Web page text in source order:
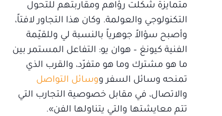
متمايزة شكّلت رؤاهم ومقاربتهم للتحول
التكنولوجي والعولمة. وكان هذا التجاور لافتاً،
وأصبح سؤالاً جوهرياً بالنسبة لي وللقيّمة
الفنية كيونغ – هوان يو: التفاعل المستمر بين
ما هو مشترك وما هو متفرّد، والقرب الذي
تمنحه وسائل السفر ووسائل التواصل
والاتصال، في مقابل خصوصية التجارب التي
تتم معايشتها والتي يتناولها الفن».